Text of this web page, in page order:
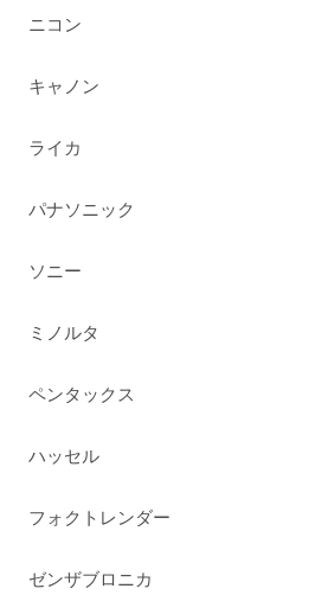
ニコン
キャノン
ライカ
パナソニック
ソニー
ミノルタ
ペンタックス
ハッセル
フォクトレンダー
ゼンザブロニカ